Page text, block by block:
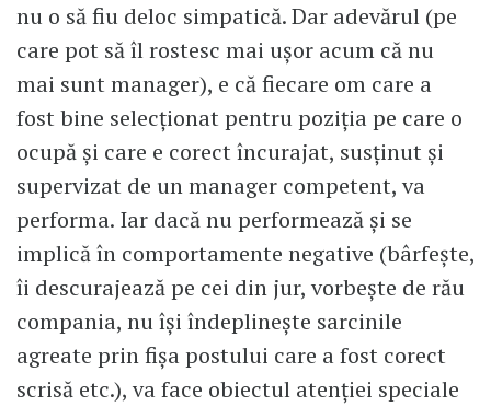
nu o să fiu deloc simpatică. Dar adevărul (pe
care pot să îl rostesc mai uşor acum că nu
mai sunt manager), e că fiecare om care a
fost bine selecţionat pentru poziţia pe care o
ocupă şi care e corect încurajat, susţinut şi
supervizat de un manager competent, va
performa. Iar dacă nu performează şi se
implică în comportamente negative (bârfeşte,
îi descurajează pe cei din jur, vorbeşte de rău
compania, nu îşi îndeplineşte sarcinile
agreate prin fişa postului care a fost corect
scrisă etc.), va face obiectul atenţiei speciale